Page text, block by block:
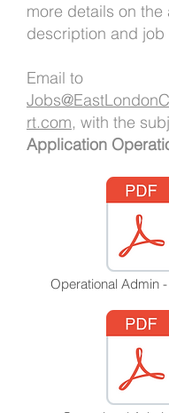
more details on the
description and
Email to
rt.com, with the
Application
Operational Admin